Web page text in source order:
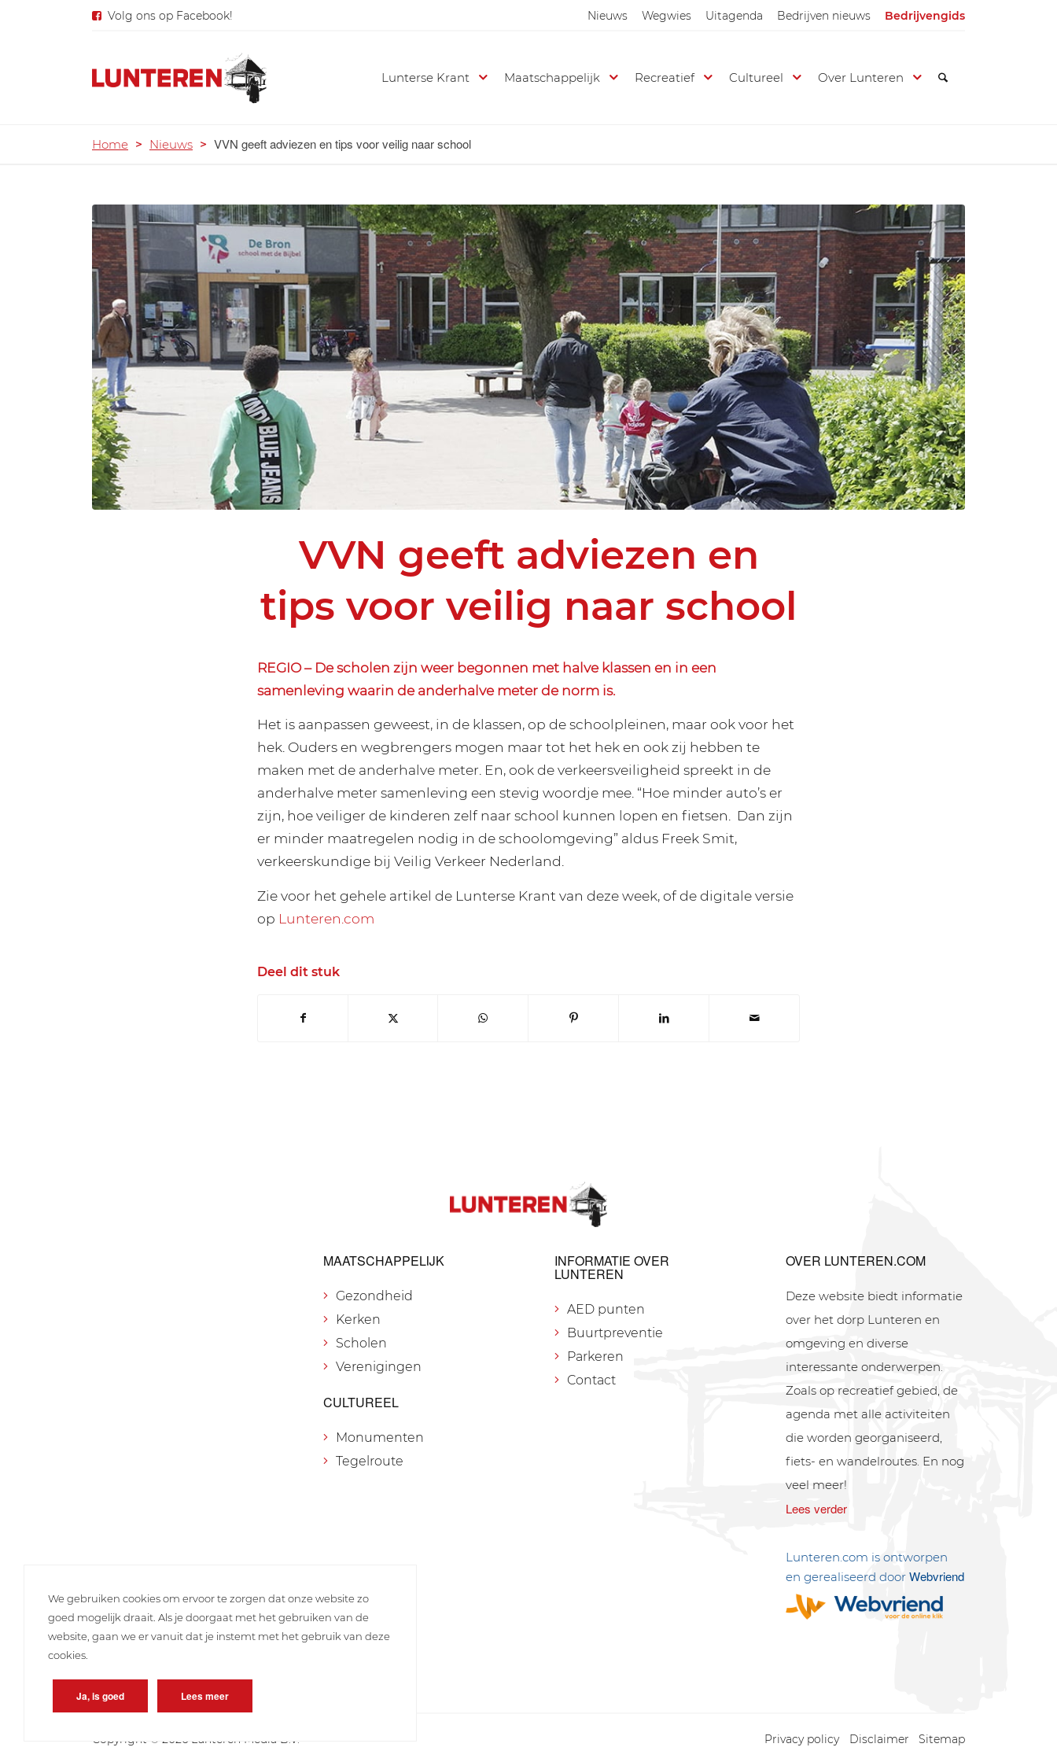
Nieuws Wegwies Uitagenda Bedrijven nieuws Bedrijvengids
Volg ons op Facebook!
Lunterse Krant Maatschappelijk Recreatief Cultureel Over Lunteren
Home > Nieuws > VVN geeft adviezen en tips voor veilig naar school
VVN geeft adviezen en
tips voor veilig naar school
REGIO – De scholen zijn weer begonnen met halve klassen en in een
samenleving waarin de anderhalve meter de norm is.
Het is aanpassen geweest, in de klassen, op de schoolpleinen, maar ook voor het
hek. Ouders en wegbrengers mogen maar tot het hek en ook zij hebben te
maken met de anderhalve meter. En, ook de verkeersveiligheid spreekt in de
anderhalve meter samenleving een stevig woordje mee. “Hoe minder auto’s er
zijn, hoe veiliger de kinderen zelf naar school kunnen lopen en fietsen. Dan zijn
er minder maatregelen nodig in de schoolomgeving” aldus Freek Smit,
verkeerskundige bij Veilig Verkeer Nederland.
Zie voor het gehele artikel de Lunterse Krant van deze week, of de digitale versie
op Lunteren.com
Deel dit stuk
MAATSCHAPPELIJK
Gezondheid
Kerken
Scholen
Verenigingen
CULTUREEL
Monumenten
Tegelroute
INFORMATIE OVER
LUNTEREN
AED punten
Buurtpreventie
Parkeren
Contact
OVER LUNTEREN.COM
Deze website biedt informatie
over het dorp Lunteren en
omgeving en diverse
interessante onderwerpen.
Zoals op recreatief gebied, de
agenda met alle activiteiten
die worden georganiseerd,
fiets- en wandelroutes. En nog
veel meer!
Lees verder
Lunteren.com is ontworpen
en gerealiseerd doorWebvriend
Copyright © 2026 Lunteren Media B.V. Privacy policy Disclaimer Sitemap
We gebruiken cookies om ervoor te zorgen dat onze website zo
goed mogelijk draait. Als je doorgaat met het gebruiken van de
website, gaan we er vanuit dat je instemt met het gebruik van deze
cookies.
Ja, is goed Lees meer